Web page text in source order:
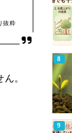
抜粋
。